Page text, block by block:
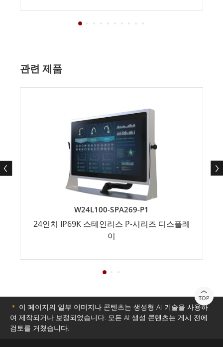
관련 제품
W24L100-SPA269-P1
24인치 IP69K 스테인리스 P-시리즈 디스플레
이
TOP
＊ 이 페이지의 일부 이미지나 콘텐츠는 생성형 AI 기술을 사용하
여 제작되거나 보정되었습니다. 모든 AI 생성 콘텐츠는 게시 전에
검토를 거쳤습니다.